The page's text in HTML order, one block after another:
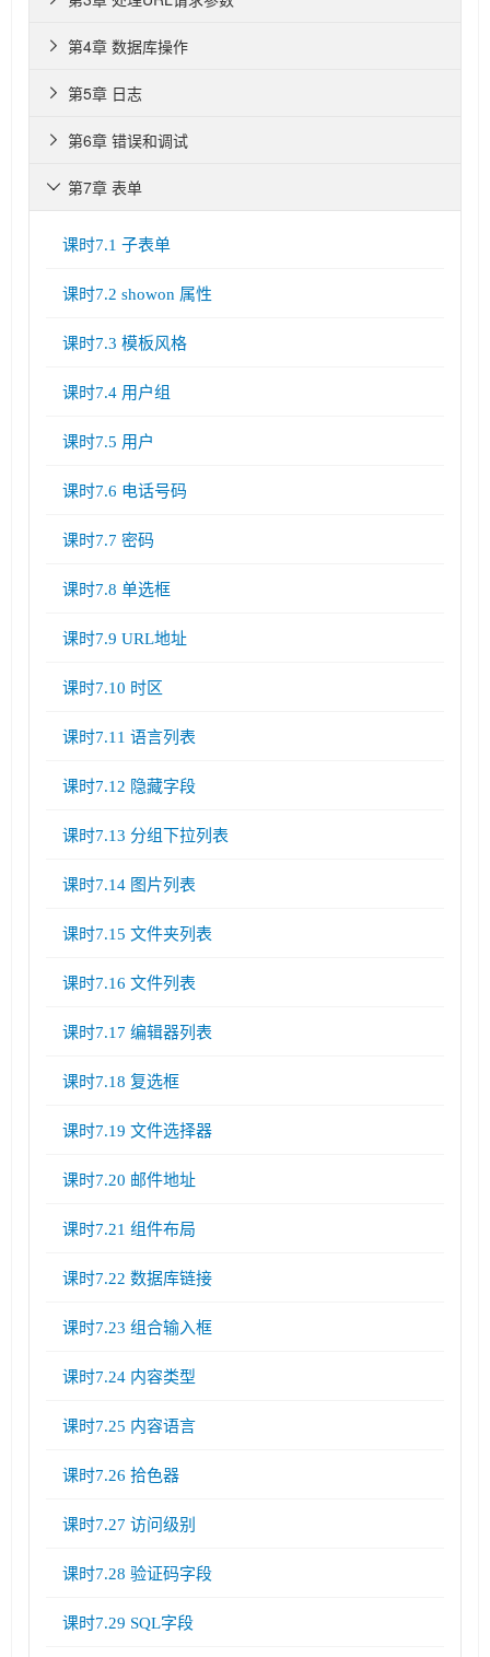
第4章 数据库操作

第5章 日志

第6章 错误和调试

第7章 表单

课时7.1 子表单
课时7.2 showon 属性
课时7.3 模板风格
课时7.4 用户组
课时7.5 用户
课时7.6 电话号码
课时7.7 密码
课时7.8 单选框
课时7.9 URL地址
课时7.10 时区
课时7.11 语言列表
课时7.12 隐藏字段
课时7.13 分组下拉列表
课时7.14 图片列表
课时7.15 文件夹列表
课时7.16 文件列表
课时7.17 编辑器列表
课时7.18 复选框
课时7.19 文件选择器
课时7.20 邮件地址
课时7.21 组件布局
课时7.22 数据库链接
课时7.23 组合输入框
课时7.24 内容类型
课时7.25 内容语言
课时7.26 拾色器
课时7.27 访问级别
课时7.28 验证码字段
课时7.29 SQL字段